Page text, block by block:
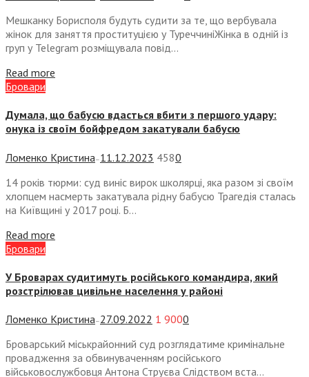
Мешканку Борисполя будуть судити за те, що вербувала
жінок для заняття проституцією у ТуреччиніЖінка в одній із
груп у Telegram розміщувала повід...
Read more
Бровари
Думала, що бабусю вдасться вбити з першого удару:
онука із своїм бойфредом закатували бабусю
Ломенко Кристина — 11.12.2023 4580
14 років тюрми: суд виніс вирок школярці, яка разом зі своїм
хлопцем насмерть закатувала рідну бабусю Трагедія сталась
на Київщині у 2017 році. Б...
Read more
Бровари
У Броварах судитимуть російського командира, який
розстрілював цивільне населення у районі
Ломенко Кристина— 27.09.2022 1 9000
Броварський міськрайонний суд розглядатиме кримінальне
провадження за обвинуваченням російського
військовослужбовця Антона Струєва Слідством вста...